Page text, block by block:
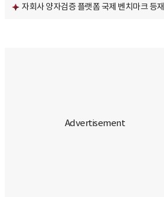
자회사 양자검증 플랫폼 국제 벤치마크 등재